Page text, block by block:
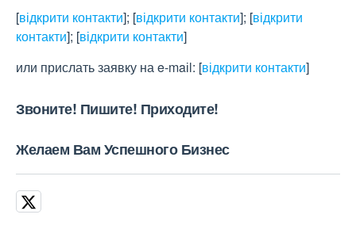
[відкрити контакти]; [відкрити контакти]; [відкрити
контакти]; [відкрити контакти]
или прислать заявку на e-maіl: [відкрити контакти]
Звоните! Пишите! Приходите!
Желаем Вам Успешного Бизнес